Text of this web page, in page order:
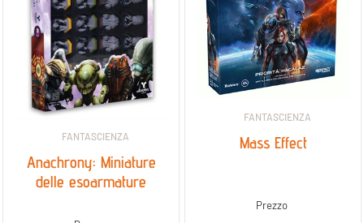
FANTASCIENZA
Anachrony: Miniature
delle esoarmature
FANTASCIENZA
Mass Effect
Prezzo